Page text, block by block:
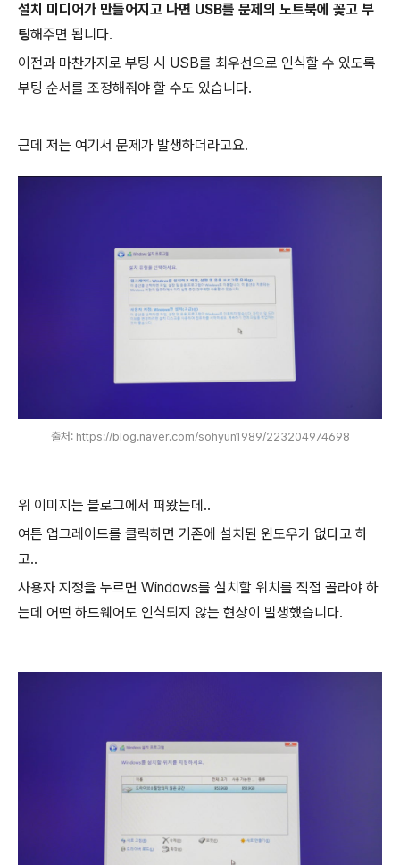
설치 미디어가 만들어지고 나면 USB를 문제의 노트북에 꽂고 부
팅해주면 됩니다.
이전과 마찬가지로 부팅 시 USB를 최우선으로 인식할 수 있도록
부팅 순서를 조정해줘야 할 수도 있습니다.
근데 저는 여기서 문제가 발생하더라고요.
출처: https://blog.naver.com/sohyun1989/223204974698
위 이미지는 블로그에서 퍼왔는데..
여튼 업그레이드를 클릭하면 기존에 설치된 윈도우가 없다고 하
고..
사용자 지정을 누르면 Windows를 설치할 위치를 직접 골라야 하
는데 어떤 하드웨어도 인식되지 않는 현상이 발생했습니다.